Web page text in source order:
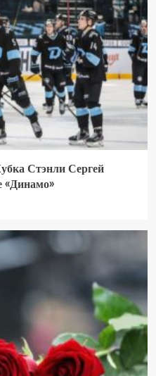
Стэнли Сергей
«Динамо»